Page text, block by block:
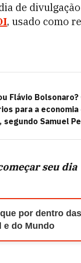
de
, usado como
Flávio Bolsonaro?
para a economia
segundo Samuel
seu dia
por dentro
e do Mundo